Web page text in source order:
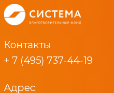
Контакты
+ 7 (495) 737-44-19
Адрес